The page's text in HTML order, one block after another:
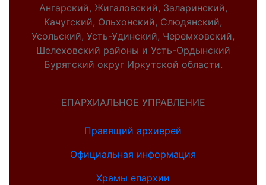
Ангарский, Жигаловский, Заларинский,
Качугский, Ольхонский, Слюдянский,
Усольский, Усть-Удинский, Черемховский,
Шелеховский районы и Усть-Ордынский
Бурятский округ Иркутской области.
ЕПАРХИАЛЬНОЕ УПРАВЛЕНИЕ
Правящий архиерей
Официальная информация
Храмы епархии